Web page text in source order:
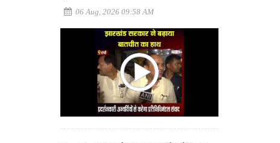
06 Aug, 2026 09:58 AM